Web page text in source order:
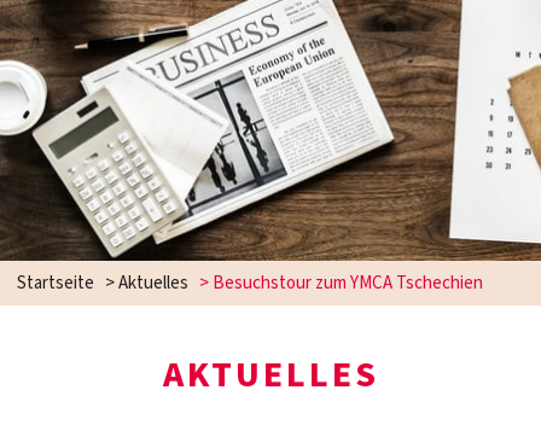
Startseite >Aktuelles >Besuchstour zum YMCA Tschechien
AKTUELLES